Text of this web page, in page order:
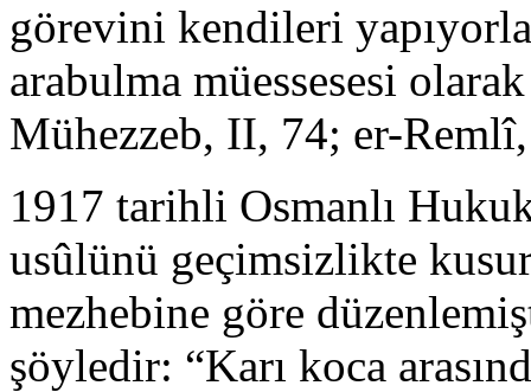
görevini kendileri
arabulma müessesesi
Mühezzeb, II, 74; er-
1917 tarihli Osmanlı
usûlünü geçimsizlikte
mezhebine göre
şöyledir: “Karı koca